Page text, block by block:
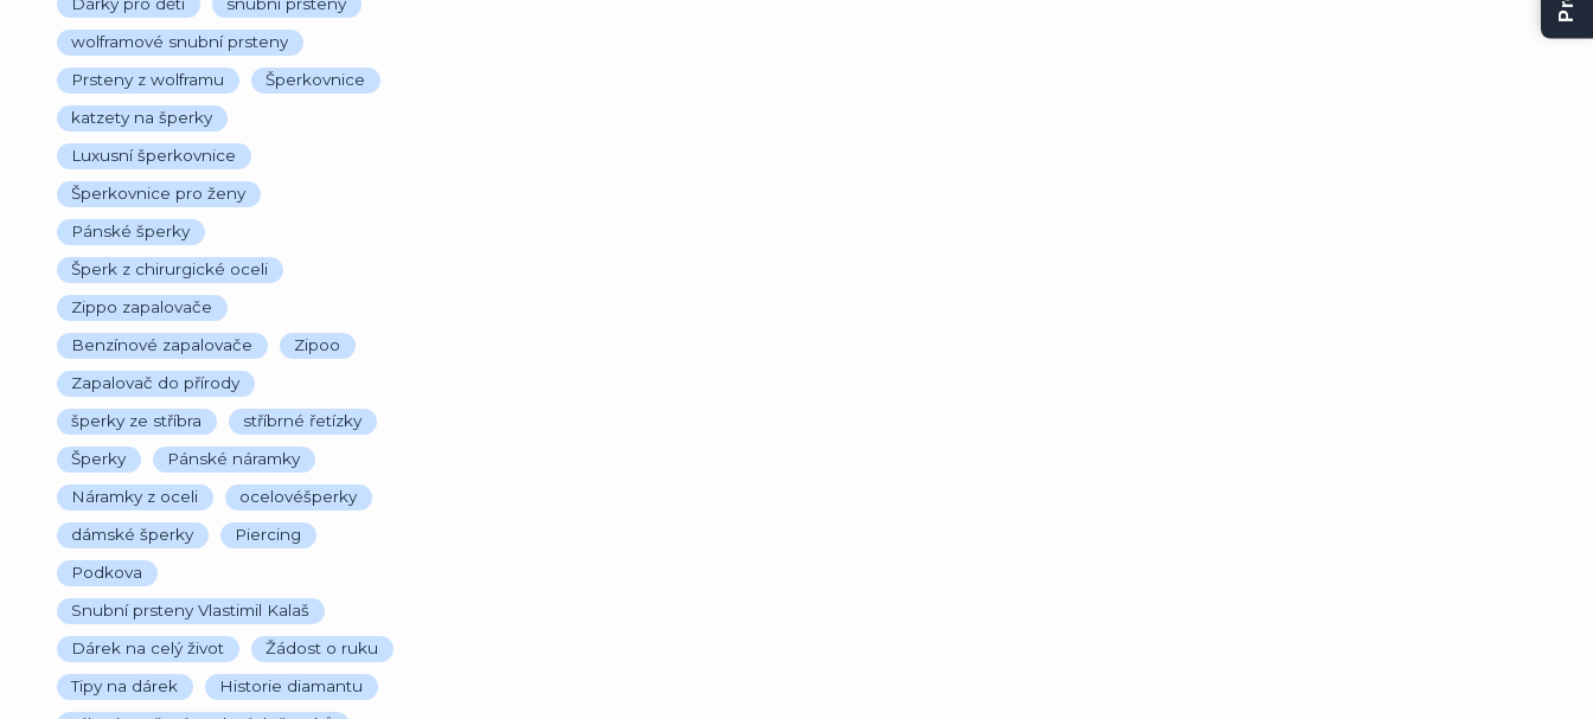
Dárky pro děti
snubní prsteny
wolframové snubní prsteny
Prsteny z wolframu
Šperkovnice
katzety na šperky
Luxusní šperkovnice
Šperkovnice pro ženy
Pánské šperky
Šperk z chirurgické oceli
Zippo zapalovače
Benzínové zapalovače
Zipoo
Zapalovač do přírody
šperky ze stříbra
stříbrné řetízky
Šperky
Pánské náramky
Náramky z oceli
ocelovéšperky
dámské šperky
Piercing
Podkova
Snubní prsteny Vlastimil Kalaš
Dárek na celý život
Žádost o ruku
Tipy na dárek
Historie diamantu